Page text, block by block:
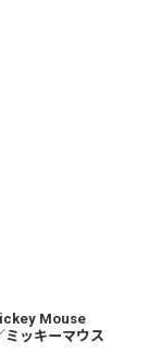
Mouse
ッキーマウス